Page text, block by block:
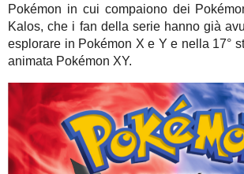
Pokémon in cui compaiono dei
Kalos, che i fan della serie hanno già
esplorare in Pokémon X e Y e nella 17°
animata Pokémon XY.